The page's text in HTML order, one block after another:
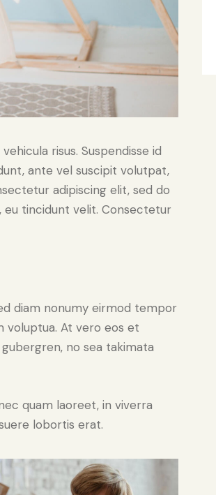
risus. Suspendisse id
ante vel suscipit volutpat,
adipiscing elit, sed do
tincidunt velit. Consectetur
diam nonumy eirmod tempor
voluptua. At vero eos et
no sea takimata
quam laoreet, in viverra
lobortis erat.